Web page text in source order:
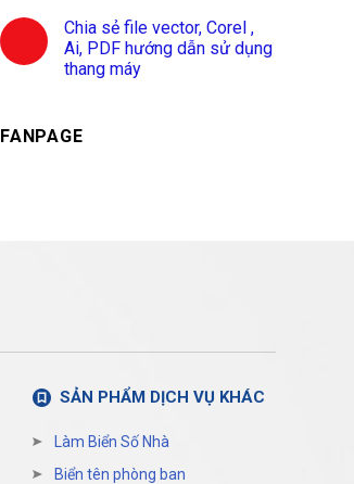
Chia sẻ file vector, Corel ,
Ai, PDF hướng dẫn sử dụng
thang máy
FANPAGE
SẢN PHẨM DỊCH VỤ KHÁC
Làm Biển Số Nhà
Biển tên phòng ban